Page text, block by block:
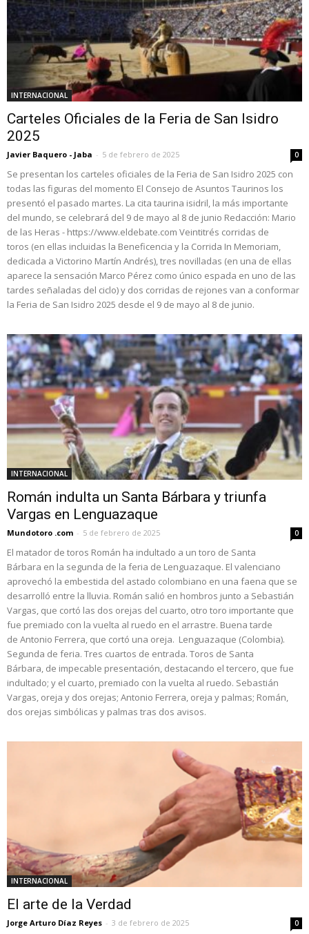
INTERNACIONAL
Carteles Oficiales de la Feria de San Isidro
2025
Javier Baquero - Jaba - 5 de febrero de 2025 0
Se presentan los carteles oficiales de la Feria de San Isidro 2025 con
todas las figuras del momento El Consejo de Asuntos Taurinos los
presentó el pasado martes. La cita taurina isidril, la más importante
del mundo, se celebrará del 9 de mayo al 8 de junio Redacción: Mario
de las Heras - https://www.eldebate.com Veintitrés corridas de
toros (en ellas incluidas la Beneficencia y la Corrida In Memoriam,
dedicada a Victorino Martín Andrés), tres novilladas (en una de ellas
aparece la sensación Marco Pérez como único espada en uno de las
tardes señaladas del ciclo) y dos corridas de rejones van a conformar
la Feria de San Isidro 2025 desde el 9 de mayo al 8 de junio.
INTERNACIONAL
Román indulta un Santa Bárbara y triunfa
Vargas en Lenguazaque
Mundotoro .com - 5 de febrero de 2025 0
El matador de toros Román ha indultado a un toro de Santa
Bárbara en la segunda de la feria de Lenguazaque. El valenciano
aprovechó la embestida del astado colombiano en una faena que se
desarrolló entre la lluvia. Román salió en hombros junto a Sebastián
Vargas, que cortó las dos orejas del cuarto, otro toro importante que
fue premiado con la vuelta al ruedo en el arrastre. Buena tarde
de Antonio Ferrera, que cortó una oreja. Lenguazaque (Colombia).
Segunda de feria. Tres cuartos de entrada. Toros de Santa
Bárbara, de impecable presentación, destacando el tercero, que fue
indultado; y el cuarto, premiado con la vuelta al ruedo. Sebastián
Vargas, oreja y dos orejas; Antonio Ferrera, oreja y palmas; Román,
dos orejas simbólicas y palmas tras dos avisos.
INTERNACIONAL
El arte de la Verdad
Jorge Arturo Díaz Reyes - 3 de febrero de 2025 0